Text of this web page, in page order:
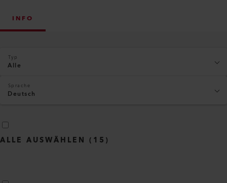
INFO
Typ
Alle
Sprache
Deutsch
ALLE AUSWÄHLEN ( 15 )